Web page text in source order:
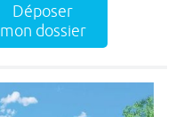
Déposer
mon dossier